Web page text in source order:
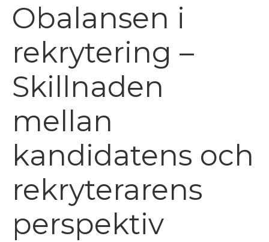
Obalansen i
rekrytering –
Skillnaden
mellan
kandidatens och
rekryterarens
perspektiv